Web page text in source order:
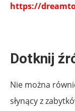
https://
Dotknij
Nie można
słynący z